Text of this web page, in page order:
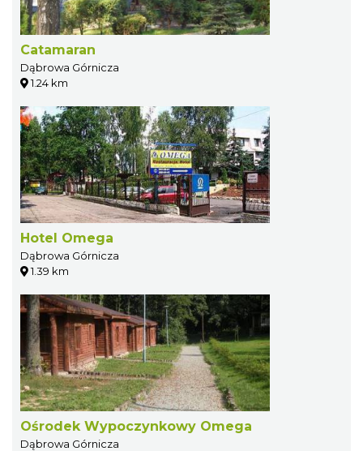
Catamaran
Dąbrowa Górnicza
1.24 km
Hotel Omega
Dąbrowa Górnicza
1.39 km
Ośrodek Wypoczynkowy Omega
Dąbrowa Górnicza